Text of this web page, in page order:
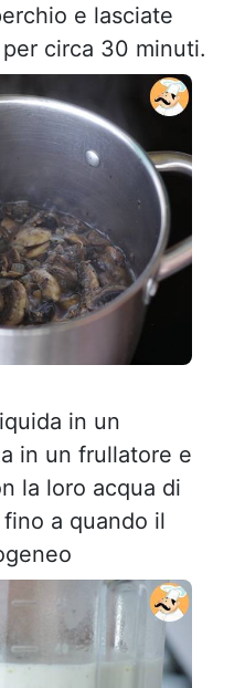
e lasciate
circa 30 minuti.
in un
in un frullatore e
la loro acqua di
a quando il